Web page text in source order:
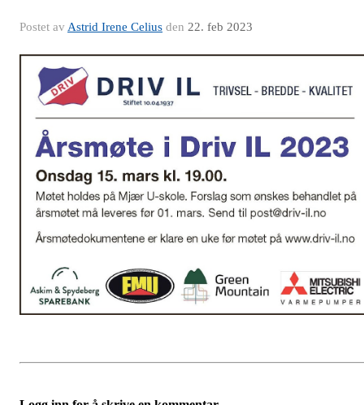
Postet av Astrid Irene Celius den 22. feb 2023